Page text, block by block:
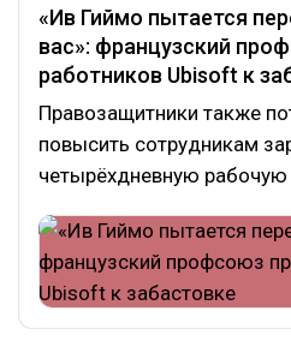
«Ив Гиймо пытается
вас»: французский
работников Ubisoft к
Правозащитники также
повысить сотрудникам
четырёхдневную